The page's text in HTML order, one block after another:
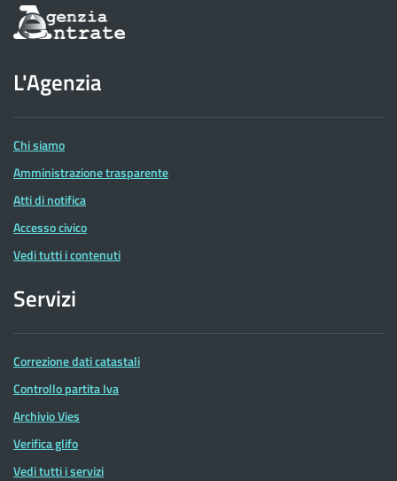
Informazioni
sul
dell'Agenzia
delle
Entrate
L'Agenzia
Chi siamo
Amministrazione trasparente
Atti di notifica
Accesso civico
Vedi tutti i contenuti
Servizi
Correzione dati catastali
Controllo partita Iva
Archivio Vies
Verifica glifo
Vedi tutti i servizi